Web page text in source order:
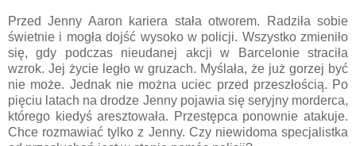
Przed Jenny Aaron kariera stała otworem. Radziła sobie
świetnie i mogła dojść wysoko w policji. Wszystko zmieniło
się, gdy podczas nieudanej akcji w Barcelonie straciła
wzrok. Jej życie legło w gruzach. Myślała, że już gorzej być
nie może. Jednak nie można uciec przed przeszłością. Po
pięciu latach na drodze Jenny pojawia się seryjny morderca,
którego kiedyś aresztowała. Przestępca ponownie atakuje.
Chce rozmawiać tylko z Jenny. Czy niewidoma specjalistka